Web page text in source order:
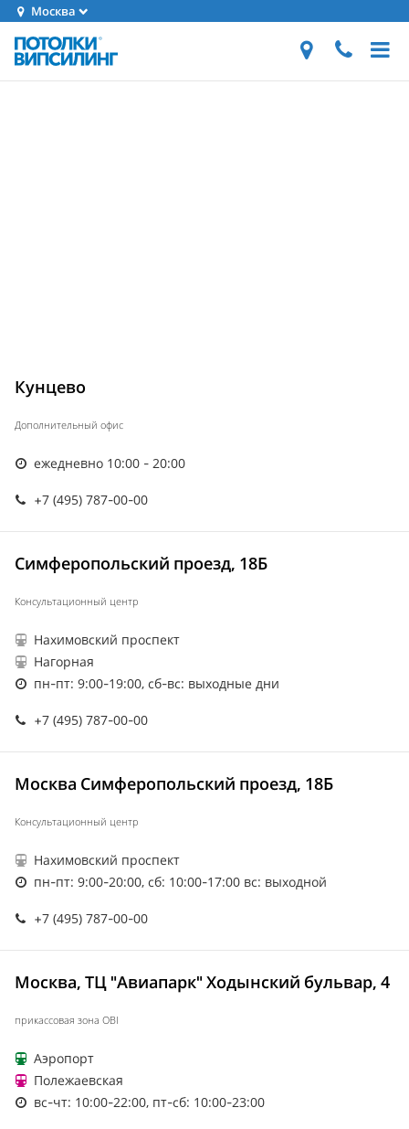
Москва
Кунцево
Дополнительный офис
ежедневно 10:00 - 20:00
+7 (495) 787-00-00
Симферопольский проезд, 18Б
Консультационный центр
Нахимовский проспект
Нагорная
пн-пт: 9:00-19:00, сб-вс: выходные дни
+7 (495) 787-00-00
Москва Симферопольский проезд, 18Б
Консультационный центр
Нахимовский проспект
пн-пт: 9:00-20:00, сб: 10:00-17:00 вс: выходной
+7 (495) 787-00-00
Москва, ТЦ "Авиапарк" Ходынский бульвар, 4
прикассовая зона OBI
Аэропорт
Полежаевская
вс-чт: 10:00-22:00, пт-сб: 10:00-23:00